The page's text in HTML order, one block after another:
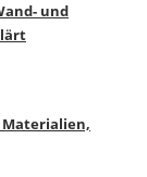
und
Materialien,